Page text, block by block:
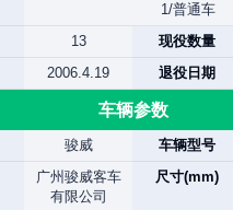
1/普通车
13 现役数量
2006.4.19 退役日期
车辆参数
骏威 车辆型号
广州骏威客车
有限公司
尺寸(mm)